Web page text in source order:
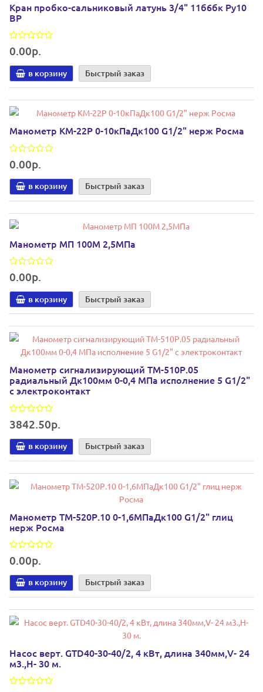
Кран пробко-сальниковый латунь 3/4" 11б6бк Ру10
ВР
0.00р.
в корзину Быстрый заказ
Манометр КМ-22Р 0-10кПаДк100 G1/2" нерж Росма
0.00р.
в корзину Быстрый заказ
Манометр МП 100М 2,5МПа
0.00р.
в корзину Быстрый заказ
Манометр сигнализирующий ТМ-510Р.05
радиальный Дк100мм 0-0,4 МПа исполнение 5 G1/2"
с электроконтакт
3842.50р.
в корзину Быстрый заказ
Манометр ТМ-520Р.10 0-1,6МПаДк100 G1/2" глиц
нерж Росма
0.00р.
в корзину Быстрый заказ
Насос верт. GTD40-30-40/2, 4 кВт, длина 340мм,V- 24
м3.,H- 30 м.